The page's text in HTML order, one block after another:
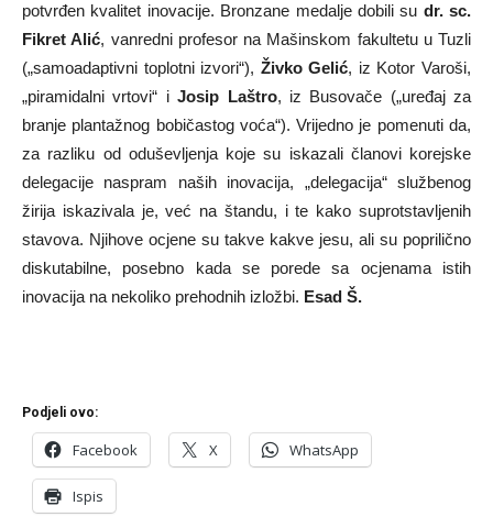
potvrđen kvalitet inovacije. Bronzane medalje dobili su dr. sc.
Fikret Alić, vanredni profesor na Mašinskom fakultetu u Tuzli
(„samoadaptivni toplotni izvori“), Živko Gelić, iz Kotor Varoši,
„piramidalni vrtovi“ iJosip Laštro, iz Busovače („uređaj za
branje plantažnog bobičastog voća“). Vrijedno je pomenuti da,
za razliku od oduševljenja koje su iskazali članovi korejske
delegacije naspram naših inovacija, „delegacija“ službenog
žirija iskazivala je, već na štandu, i te kako suprotstavljenih
stavova. Njihove ocjene su takve kakve jesu, ali su poprilično
diskutabilne, posebno kada se porede sa ocjenama istih
inovacija na nekoliko prehodnih izložbi. Esad Š.
Podjeli ovo:
Facebook X WhatsApp
Ispis